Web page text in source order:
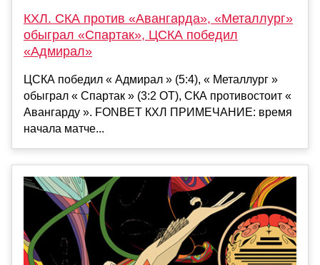
КХЛ. СКА против «Авангарда», «Металлург»
обыграл «Спартак», ЦСКА победил
«Адмирал»
ЦСКА победил « Адмирал » (5:4), « Металлург »
обыграл « Спартак » (3:2 ОТ), СКА противостоит «
Авангарду ». FONBET КХЛ ПРИМЕЧАНИЕ: время
начала матче...